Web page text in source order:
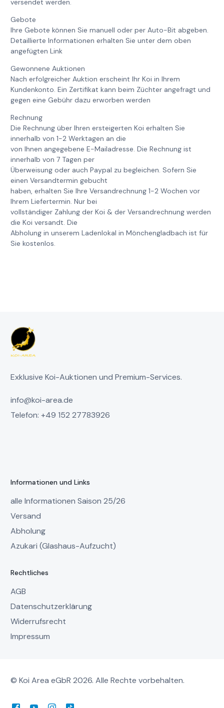
versendet werden.
Gebote
Ihre Gebote können Sie manuell oder per Auto-Bit abgeben.
Detaillierte Informationen erhalten Sie unter dem oben
angefügten Link
Gewonnene Auktionen
Nach erfolgreicher Auktion erscheint Ihr Koi in Ihrem
Kundenkonto. Ein Zertifikat kann beim Züchter angefragt und
gegen eine Gebühr dazu erworben werden
Rechnung
Die Rechnung über Ihren ersteigerten Koi erhalten Sie
innerhalb von 1-2 Werktagen an die
von Ihnen angegebene E-Mailadresse. Die Rechnung ist
innerhalb von 7 Tagen per
Überweisung oder auch Paypal zu begleichen. Sofern Sie
einen Versandtermin gebucht
haben, erhalten Sie Ihre Versandrechnung 1-2 Wochen vor
Ihrem Liefertermin. Nur bei
vollständiger Zahlung der Koi & der Versandrechnung werden
die Koi versandt. Die
Abholung in unserem Ladenlokal in Mönchengladbach ist für
Sie kostenlos.
Exklusive Koi-Auktionen und Premium-Services.
info@koi-area.de
Telefon: +49 152 27783926
Informationen und Links
alle Informationen Saison 25/26
Versand
Abholung
Azukari (Glashaus-Aufzucht)
Rechtliches
AGB
Datenschutzerklärung
Widerrufsrecht
Impressum
© Koi Area eGbR 2026. Alle Rechte vorbehalten.